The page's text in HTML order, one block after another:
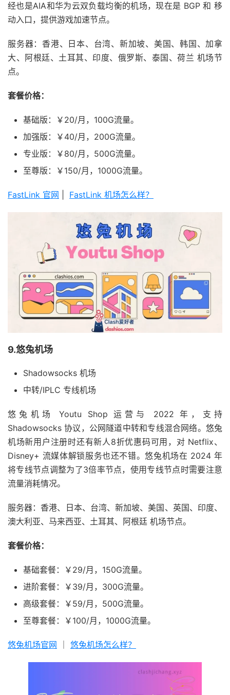
经也是AIA和华为云双负载均衡的机场，现在是 BGP 和 移
动入口，提供游戏加速节点。
服务器：香港、日本、台湾、新加坡、美国、韩国、加拿
大、阿根廷、土耳其、印度、俄罗斯、泰国、荷兰 机场节
点。
套餐价格：
基础版：￥20/月，100G流量。
加强版：￥40/月，200G流量。
专业版：￥80/月，500G流量。
至尊版：￥150/月，1000G流量。
FastLink 官网 FastLink 机场怎么样？
9.悠兔机场
Shadowsocks 机场
中转/IPLC 专线机场
悠兔机场 Youtu Shop 运营与 2022 年，支持
Shadowsocks 协议，公网隧道中转和专线混合网络。悠兔
机场新用户注册时还有新人8折优惠码可用，对 Netflix、
Disney+ 流媒体解锁服务也还不错。悠兔机场在 2024 年
将专线节点调整为了3倍率节点，使用专线节点时需要注意
流量消耗情况。
服务器：香港、日本、台湾、新加坡、美国、英国、印度、
澳大利亚、马来西亚、土耳其、阿根廷 机场节点。
套餐价格：
基础套餐：￥29/月，150G流量。
进阶套餐：￥39/月，300G流量。
高级套餐：￥59/月，500G流量。
至尊套餐：￥100/月，1000G流量。
悠兔机场官网 悠兔机场怎么样？